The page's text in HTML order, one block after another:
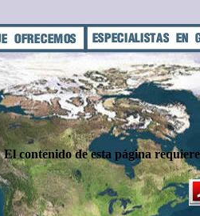
El contenido de esta página